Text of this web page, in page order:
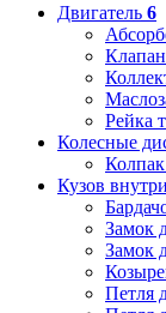
Двигатель 6
Рейка
Колесные
Кузов внутри
Замок
Замок
Петля